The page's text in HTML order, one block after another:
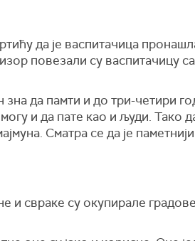
да је васпитачица
повезали су васпитачицу
зна да памти и до три-четири
и да пате као и људи. Тако
Сматра се да је паметнији
и свраке су окупирале